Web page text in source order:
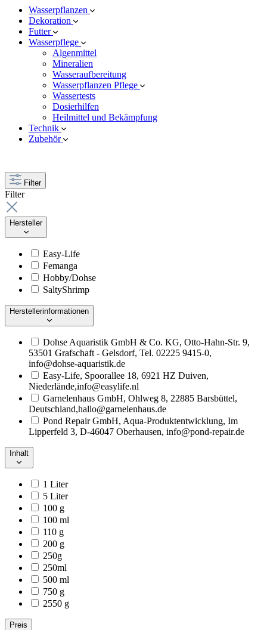
Wasserpflanzen
Dekoration
Futter
Wasserpflege
Algenmittel
Mineralien
Wasseraufbereitung
Wasserpflanzen Pflege
Wassertests
Dosierhilfen
Heilmittel und Bekämpfung
Technik
Zubehör
Filter
Filter
Hersteller
Easy-Life
Femanga
Hobby/Dohse
SaltyShrimp
Herstellerinformationen
Dohse Aquaristik GmbH & Co. KG, Otto-Hahn-Str. 9,
53501 Grafschaft - Gelsdorf, Tel. 02225 9415-0,
info@dohse-aquaristik.de
Easy-Life, Spoorallee 18, 6921 HZ Duiven,
Niederlände,info@easylife.nl
Garnelenhaus GmbH, Ohlweg 8, 22885 Barsbüttel,
Deutschland,hallo@garnelenhaus.de
Pond Repair GmbH, Aqua-Produktentwicklung, Im
Lipperfeld 3, D-46047 Oberhausen, info@pond-repair.de
Inhalt
1 Liter
5 Liter
100 g
100 ml
110 g
200 g
250g
250ml
500 ml
750 g
2550 g
Preis